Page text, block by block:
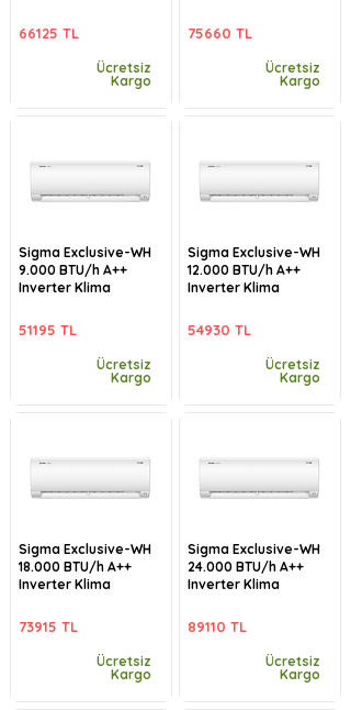
66125 TL
Ücretsiz
Kargo
Sigma Exclusive-WH
9.000 BTU/h A++
Inverter Klima
51195 TL
Ücretsiz
Kargo
Sigma Exclusive-WH
18.000 BTU/h A++
Inverter Klima
73915 TL
Ücretsiz
Kargo
75660 TL
Ücretsiz
Kargo
Sigma Exclusive-WH
12.000 BTU/h A++
Inverter Klima
54930 TL
Ücretsiz
Kargo
Sigma Exclusive-WH
24.000 BTU/h A++
Inverter Klima
89110 TL
Ücretsiz
Kargo